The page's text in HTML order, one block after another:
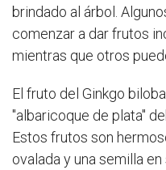
brindado al árbol.
comenzar a dar frutos
mientras que otros
El fruto del Ginkgo
"albaricoque de plata"
Estos frutos son
ovalada y una semilla